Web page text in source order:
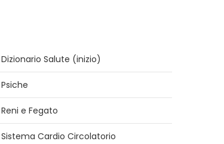
Dizionario Salute (inizio)
Psiche
Reni e Fegato
Sistema Cardio Circolatorio